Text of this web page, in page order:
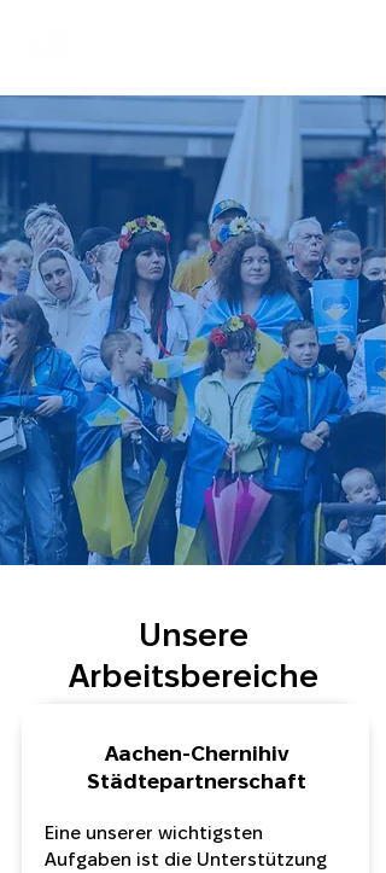
Ukrainer in Aachen
Deutsch-Ukrainischer
Verein
Seit 2022 vertreten wir die ukrainische
Gemeinschaft in Aachen und der
Städteregion. Gemeinsam stellen wir uns
den Herausforderungen dieses brutalen
Krieges und verpflichten uns dem Erhalt
der demokratischen Friedensordnung in
Deutschland und in Europa.
Unsere
Arbeitsbereiche
Aachen-Chernihiv
Städtepartnerschaft
Eine unserer wichtigsten
Aufgaben ist die Unterstützung